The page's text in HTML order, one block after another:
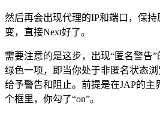
然后再会出现代理的IP和端口，保持
变，直接Next好了。
需要注意的是这步，出现“匿名警告
绿色一项，即当你处于非匿名状态浏
给予警告和阻止。前提是在JAP的主
个框里，你勾了“on”。